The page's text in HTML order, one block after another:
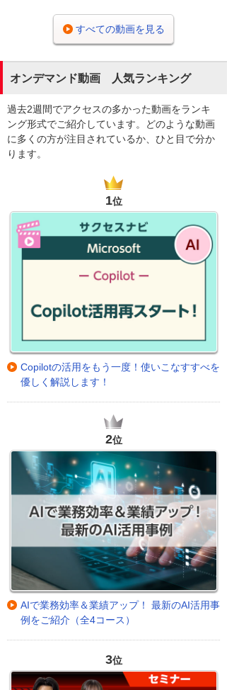
すべての動画を見る
オンデマンド動画 人気ランキング
過去2週間でアクセスの多かった動画をランキ
ング形式でご紹介しています。どのような動画
に多くの方が注目されているか、ひと目で分か
ります。
1位
Copilotの活用をもう一度！使いこなすすべを
優しく解説します！
2位
AIで業務効率＆業績アップ！ 最新のAI活用事
例をご紹介（全4コース）
3位